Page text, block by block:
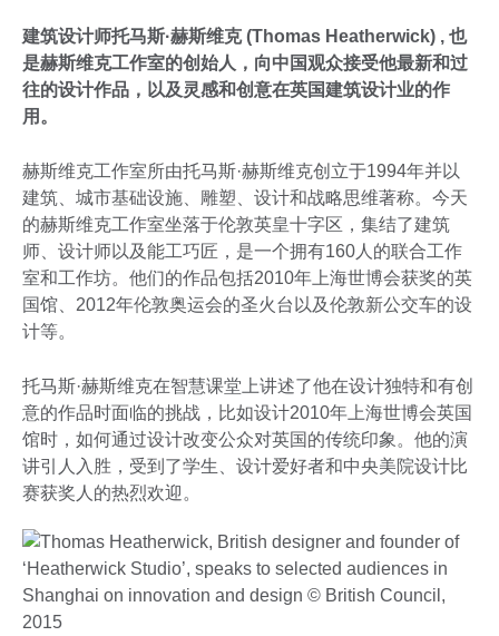
建筑设计师托马斯·赫斯维克 (Thomas Heatherwick) , 也
是赫斯维克工作室的创始人，向中国观众接受他最新和过
往的设计作品，以及灵感和创意在英国建筑设计业的作
用。
赫斯维克工作室所由托马斯·赫斯维克创立于1994年并以
建筑、城市基础设施、雕塑、设计和战略思维著称。今天
的赫斯维克工作室坐落于伦敦英皇十字区，集结了建筑
师、设计师以及能工巧匠，是一个拥有160人的联合工作
室和工作坊。他们的作品包括2010年上海世博会获奖的英
国馆、2012年伦敦奥运会的圣火台以及伦敦新公交车的设
计等。
托马斯·赫斯维克在智慧课堂上讲述了他在设计独特和有创
意的作品时面临的挑战，比如设计2010年上海世博会英国
馆时，如何通过设计改变公众对英国的传统印象。他的演
讲引人入胜，受到了学生、设计爱好者和中央美院设计比
赛获奖人的热烈欢迎。